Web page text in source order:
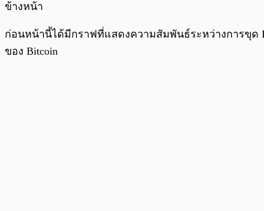
ข้างหน้า
ก่อนหน้านี้ได้มีกราฟที่แสดงความสัมพันธ์ระหว่างการขุด
ของ Bitcoin